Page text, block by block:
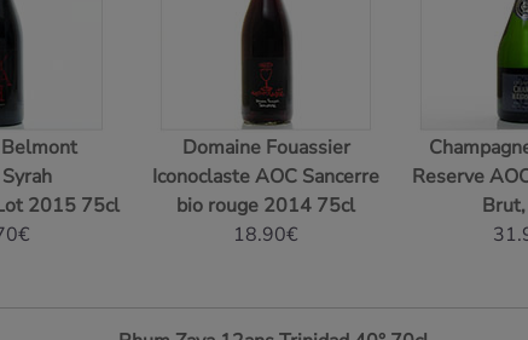
2015 75cl
Domaine Fouassier
Iconoclaste AOC Sancerre
bio rouge 2014 75cl
18.90€
Reserve